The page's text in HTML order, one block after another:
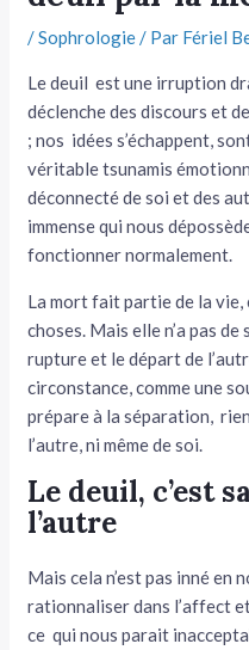
/Sophrologie/ Par Fériel
Le deuil est une irruption
déclenche des discours et
; nos idées s’échappent,
véritable tsunamis
déconnecté de soi et des
immense qui nous
fonctionner normalement.
La mort fait partie de la vie,
choses. Mais elle n’a pas de
rupture et le départ de
circonstance, comme une
prépare à la séparation,
l’autre, ni même de soi.
Le deuil, c’est
l’autre
Mais cela n’est pas inné en
rationnaliser dans l’affect
ce qui nous parait